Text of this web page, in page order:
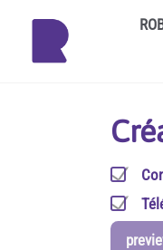
Aller au contenu